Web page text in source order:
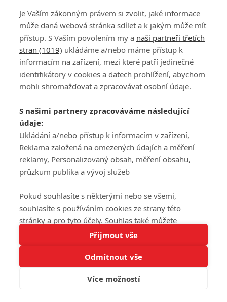
Tato stránka používá soubory cookies.
Rozumím
Je Vaším zákonným právem si zvolit, jaké informace
může daná webová stránka sdílet a k jakým může mít
přístup. S Vaším povolením my a naši partneři třetích
stran (1019) ukládáme a/nebo máme přístup k
informacím na zařízení, mezi které patří jedinečné
identifikátory v cookies a datech prohlížení, abychom
mohli shromažďovat a zpracovávat osobní údaje.
S našimi partnery zpracováváme následující
údaje:
Ukládání a/nebo přístup k informacím v zařízení,
Reklama založená na omezených údajích a měření
reklamy, Personalizovaný obsah, měření obsahu,
průzkum publika a vývoj služeb
Pokud souhlasíte s některými nebo se všemi,
souhlasíte s používáním cookies ze strany této
stránky a pro tyto účely. Souhlas také můžete
odmítnout, ale v takovém případě vám na stránce
nebudou k dispozici některé personalizované funkce.
Vaše volby souhlasu se budou vztahovat pouze na
tuto webovou stránku. Vaše nastavení a odvolání
souhlasu můžete kdykoli změnit na stránce s
Přijmout vše
Odmítnout vše
Více možností